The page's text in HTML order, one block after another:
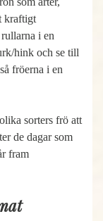
kraftigt
i en
hink och se till
fröerna i en
sorters frö att
de dagar som
fram